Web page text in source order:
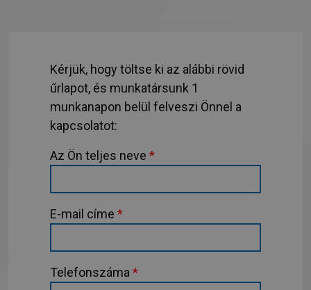
Kérjük, hogy töltse ki az alábbi rövid
űrlapot, és munkatársunk 1
munkanapon belül felveszi Önnel a
kapcsolatot:
Az Ön teljes neve *
E-mail címe *
Telefonszáma *